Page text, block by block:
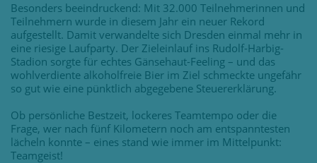
Besonders beeindruckend: Mit 32.000 Teilnehmerinnen und
Teilnehmern wurde in diesem Jahr ein neuer Rekord
aufgestellt. Damit verwandelte sich Dresden einmal mehr in
eine riesige Laufparty. Der Zieleinlauf ins Rudolf-Harbig-
Stadion sorgte für echtes Gänsehaut-Feeling – und das
wohlverdiente alkoholfreie Bier im Ziel schmeckte ungefähr
so gut wie eine pünktlich abgegebene Steuererklärung.
Ob persönliche Bestzeit, lockeres Teamtempo oder die
Frage, wer nach fünf Kilometern noch am entspanntesten
lächeln konnte – eines stand wie immer im Mittelpunkt:
Teamgeist!